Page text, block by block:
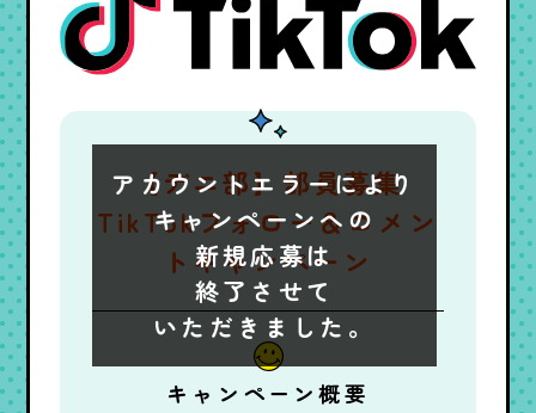
アカウントエラーにより
キャンペーンへの
新規応募は
終了させて
いただきました。
【デニ部】部員募集
TikTokフォロー＆コメン
トキャンペーン
キャンペーン概要